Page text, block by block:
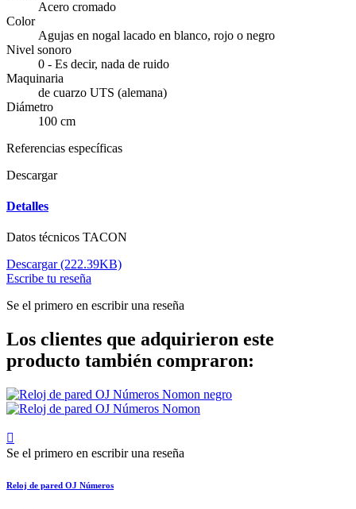
Acero cromado
Color
Agujas en nogal lacado en blanco, rojo o negro
Nivel sonoro
0 - Es decir, nada de ruido
Maquinaria
de cuarzo UTS (alemana)
Diámetro
100 cm
Referencias específicas
Descargar
Detalles
Datos técnicos TACON
Descargar (222.39KB)
Escribe tu reseña
Se el primero en escribir una reseña
Los clientes que adquirieron este
producto también compraron:

Se el primero en escribir una reseña
Reloj de pared OJ Números